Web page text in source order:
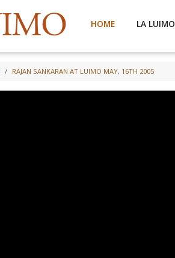
HOME LA LUIMO
RAJAN SANKARAN AT LUIMO MAY, 16TH 2005